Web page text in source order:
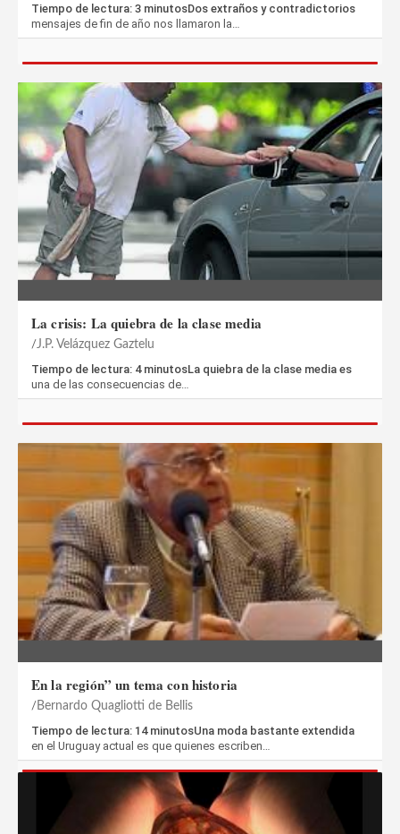
Tiempo de lectura: 3 minutosDos extraños y contradictorios
mensajes de fin de año nos llamaron la…
La crisis: La quiebra de la clase media
J.P. Velázquez Gaztelu
Tiempo de lectura: 4 minutosLa quiebra de la clase media es
una de las consecuencias de…
En la región” un tema con historia
Bernardo Quagliotti de Bellis
Tiempo de lectura: 14 minutosUna moda bastante extendida
en el Uruguay actual es que quienes escriben…